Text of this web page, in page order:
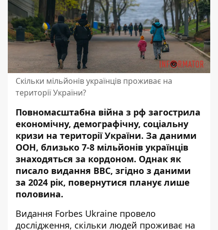
Скільки мільйонів українців проживає на
території України?
Повномасштабна війна з рф загострила
економічну, демографічну, соціальну
кризи на території України. За даними
ООН, близько 7-8 мільйонів українців
знаходяться за кордоном. Однак як
писало видання BBC, згідно з даними
за 2024 рік, повернутися планує лише
половина.
Видання Forbes Ukraine провело
дослідження, скільки людей проживає на